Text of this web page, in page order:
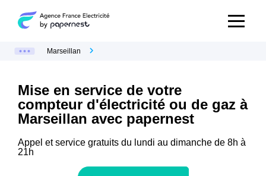
Marseillan